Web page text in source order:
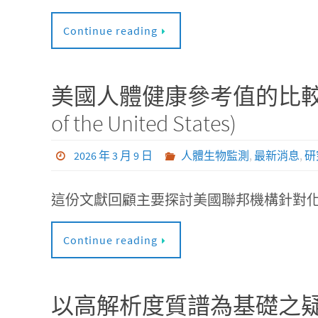
Continue reading
美國人體健康參考值的比
of the United States)
2026 年 3 月 9 日 人體生物監測 , 最新消息,
這份文獻回顧主要探討美國聯邦機構針對
Continue reading
以高解析度質譜為基礎之